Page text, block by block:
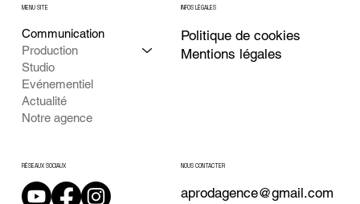
MENU SITE
Communication
Production
Studio
Evénementiel
Actualité
Notre agence
INFOS LÉGALES
Politique de cookies
Mentions légales
RÉSEAUX SOCIAUX NOUS CONTACTER
aprodagence@gmail.com